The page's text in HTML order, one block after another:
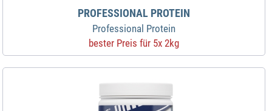
PROFESSIONAL PROTEIN
Professional Protein
bester Preis für 5x 2kg